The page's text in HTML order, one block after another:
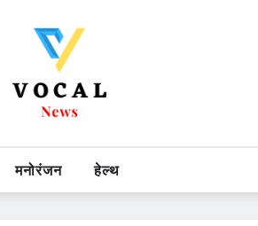
मनोरंजन हेल्थ